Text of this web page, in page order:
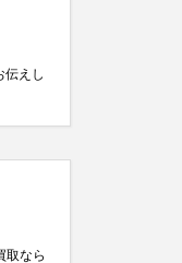
伝えし
取なら